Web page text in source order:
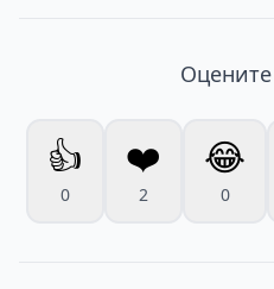
👍
0
❤️
2
😂
0